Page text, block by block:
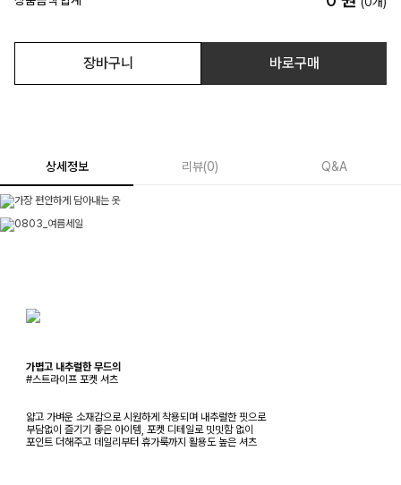
장바구니 바로구매
상세정보 리뷰(0) Q&A
가볍고 내추럴한 무드의
#스트라이프 포켓 셔츠
얇고 가벼운 소재감으로 시원하게 착용되며 내추럴한 핏으로
부담없이 즐기기 좋은 아이템, 포켓 디테일로 밋밋함 없이
포인트 더해주고 데일리부터 휴가룩까지 활용도 높은 셔츠